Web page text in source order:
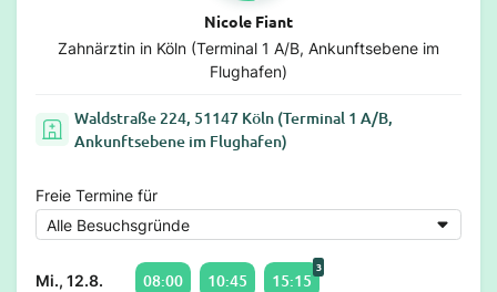
Nicole Fiant
Zahnärztin in Köln (Terminal 1 A/B, Ankunftsebene im
Flughafen)
Waldstraße 224, 51147 Köln (Terminal 1 A/B,
Ankunftsebene im Flughafen)
Freie Termine für
Mi., 12.8. 08:00 10:45 15:15
3